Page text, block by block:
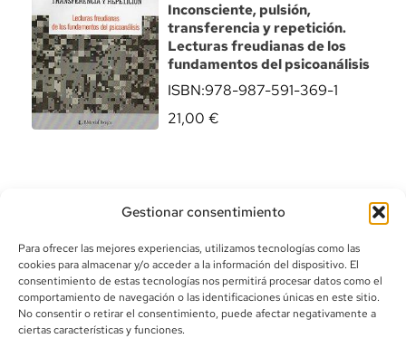
Gestionar consentimiento
Para ofrecer las mejores experiencias, utilizamos tecnologías como las
cookies para almacenar y/o acceder a la información del dispositivo. El
consentimiento de estas tecnologías nos permitirá procesar datos como el
comportamiento de navegación o las identificaciones únicas en este sitio.
No consentir o retirar el consentimiento, puede afectar negativamente a
ciertas características y funciones.
Inconsciente, pulsión,
transferencia y repetición.
Lecturas freudianas de los
fundamentos del psicoanálisis
ISBN:978-987-591-369-1
21,00 €
info@canoalibros.com
pedidos@canoalibros.com
+34 934 242 391